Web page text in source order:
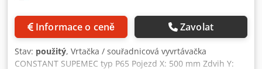
Informace o ceně Zavolat
Stav: použitý, Vrtačka / souřadnicová vyvrtávačka
CONSTANT SUPEMEC typ P65 Pojezd X: 500 mm Zdvih Y: